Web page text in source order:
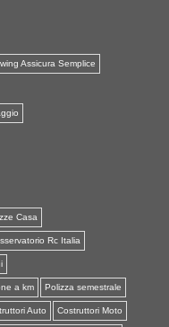
Assicura Semplice
Casa
Rc Italia
a km Polizza semestrale
Auto Costruttori Moto